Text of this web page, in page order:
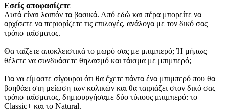
Εσείς αποφασίζετε
Αυτά είναι λοιπόν τα βασικά. Από εδώ και πέρα μπορείτε να
αρχίσετε να περιορίζετε τις επιλογές, ανάλογα με τον δικό σας
τρόπο ταΐσματος.
Θα ταΐζετε αποκλειστικά το μωρό σας με μπιμπερό; Ή μήπως
θέλετε να συνδυάσετε θηλασμό και τάισμα με μπιμπερό;
Για να είμαστε σίγουροι ότι θα έχετε πάντα ένα μπιμπερό που θα
βοηθάει στη μείωση των κολικών και θα ταιριάζει στον δικό σας
τρόπο ταΐσματος, δημιουργήσαμε δύο τύπους μπιμπερό: το
Classic+ και το Natural.